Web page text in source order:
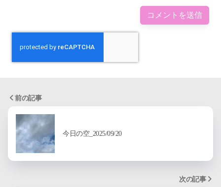
前の記事
今日の空_2025/09/20
次の記事